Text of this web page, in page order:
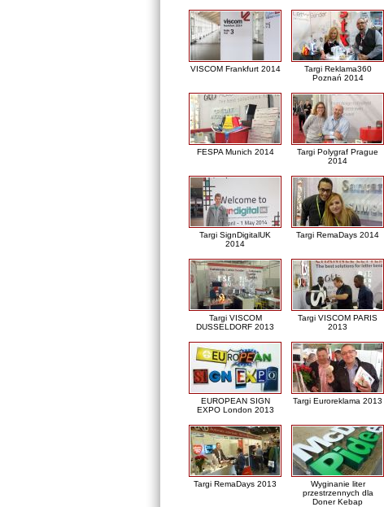
VISCOM Frankfurt 2014
Targi Reklama360
Poznań 2014
FESPA Munich 2014
Targi Polygraf Prague
2014
Targi SignDigitalUK
2014
Targi RemaDays 2014
Targi VISCOM
DUSSELDORF 2013
Targi VISCOM PARIS
2013
EUROPEAN SIGN
EXPO London 2013
Targi Euroreklama 2013
Targi RemaDays 2013
Wyginanie liter
przestrzennych dla
Doner Kebap